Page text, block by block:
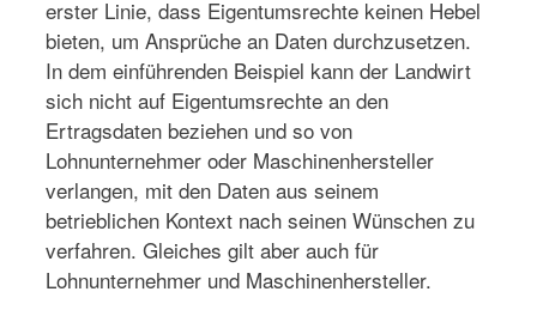
erster Linie, dass Eigentumsrechte keinen Hebel
bieten, um Ansprüche an Daten durchzusetzen.
In dem einführenden Beispiel kann der Landwirt
sich nicht auf Eigentumsrechte an den
Ertragsdaten beziehen und so von
Lohnunternehmer oder Maschinenhersteller
verlangen, mit den Daten aus seinem
betrieblichen Kontext nach seinen Wünschen zu
verfahren. Gleiches gilt aber auch für
Lohnunternehmer und Maschinenhersteller.